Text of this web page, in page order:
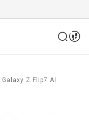
Galaxy Z Flip7 AI